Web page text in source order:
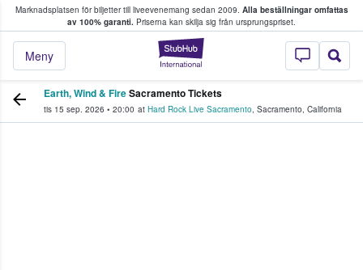
Marknadsplatsen för biljetter till liveevenemang sedan 2009. Alla beställningar omfattas
av 100% garanti. Priserna kan skilja sig från ursprungspriset.
StubHub – där
Meny
köper och säljer biljetter.
Earth, Wind & FireSacramento Tickets
tis 15 sep. 2026 • 20:00 at Hard Rock Live Sacramento, Sacramento, California